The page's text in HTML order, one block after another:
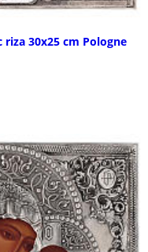
riza 30x25 cm Pologne